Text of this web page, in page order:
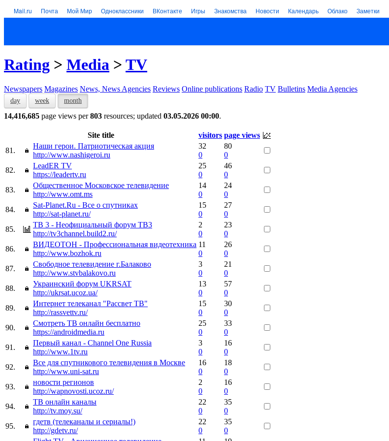
Mail.ru Почта Мой Мир Одноклассники ВКонтакте Игры Знакомства Новости Календарь Облако Заметки
Rating > Media > TV
Newspapers Magazines News, News Agencies Reviews Online publications Radio TV Bulletins Media Agencies
day week month
14,416,685 page views per803 resources; updated 03.05.2026 00:00.
Site title visitors page views
81.
Наши герои. Патриотическая акция
http://www.nashigeroi.ru
32
0
80
0
82.
LeadER TV
https://leadertv.ru
25
0
46
0
83.
Общественное Московское телевидение
http://www.omt.ms
14
0
24
0
84.
Sat-Planet.Ru - Все о спутниках
http://sat-planet.ru/
15
0
27
0
85.
ТВ 3 - Неофициальный форум ТВ3
http://tv3channel.build2.ru/
2
0
23
0
86.
ВИДЕОТОН - Профессиональная видеотехника
http://www.bozhok.ru
11
0
26
0
87.
Свободное телевидение г.Балаково
http://www.stvbalakovo.ru
3
0
21
0
88.
Украинский форум UKRSAT
http://ukrsat.ucoz.ua/
13
0
57
0
89.
Интернет телеканал "Рассвет ТВ"
http://rassvettv.ru/
15
0
30
0
90.
Смотреть ТВ онлайн бесплатно
https://androidmedia.ru
25
0
33
0
91.
Первый канал - Channel One Russia
http://www.1tv.ru
3
0
16
0
92.
Все для спутникового телевидения в Москве
http://www.uni-sat.ru
16
0
18
0
93.
новости регионов
http://wapnovosti.ucoz.ru/
2
0
16
0
94.
ТВ онлайн каналы
http://tv.moy.su/
22
0
35
0
95.
гдетв (телеканалы и сериалы!)
http://gdetv.ru/
22
0
35
0